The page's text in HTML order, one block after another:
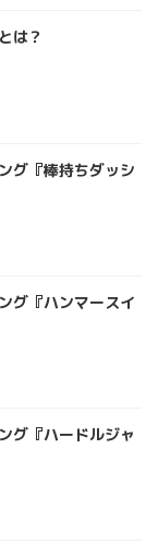
は？
グ『棒持ちダッシ
グ『ハンマースイ
グ『ハードルジャ